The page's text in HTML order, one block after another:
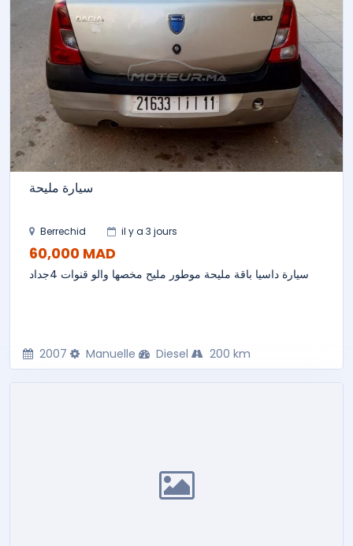
سيارة مليحة
Berrechid il y a 3 jours
60,000 MAD
سيارة داسيا باقة مليحة موطور مليح مخصها والو قنوات 4جداد
2007 Manuelle Diesel 200 km